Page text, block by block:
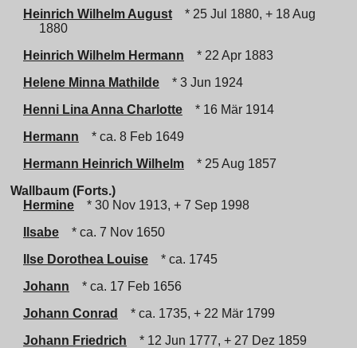
Heinrich Wilhelm August
* 25 Jul 1880, + 18 Aug
1880
Heinrich Wilhelm Hermann
* 22 Apr 1883
Helene Minna Mathilde
* 3 Jun 1924
Henni Lina Anna Charlotte
* 16 Mär 1914
Hermann
* ca. 8 Feb 1649
Hermann Heinrich Wilhelm
* 25 Aug 1857
Wallbaum (Forts.)
Hermine
* 30 Nov 1913, + 7 Sep 1998
Ilsabe
* ca. 7 Nov 1650
Ilse Dorothea Louise
* ca. 1745
Johann
* ca. 17 Feb 1656
Johann Conrad
* ca. 1735, + 22 Mär 1799
Johann Friedrich
* 12 Jun 1777, + 27 Dez 1859